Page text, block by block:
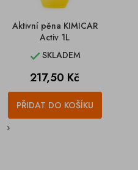
Aktivní pěna KIMICAR
Activ 1L
SKLADEM
Cena
217,50 Kč
PŘIDAT DO KOŠÍKU